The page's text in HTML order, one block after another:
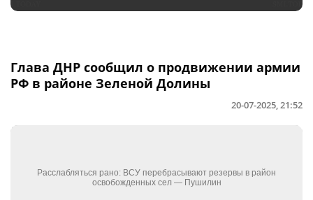
Глава ДНР сообщил о продвижении армии
РФ в районе Зеленой Долины
20-07-2025, 21:52